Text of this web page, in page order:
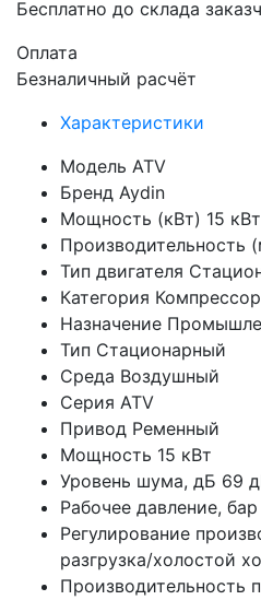
Бесплатно до склада
Оплата
Безналичный расчёт
Характеристики
Модель ATV
Бренд Aydin
Мощность (кВт) 15 кВт
Производительность
Тип двигателя
Категория
Назначение
Тип Стационарный
Среда Воздушный
Серия ATV
Привод Ременный
Мощность 15 кВт
Уровень шума, дБ 69
Рабочее давление, бар
Регулирование
разгрузка/холостой
Производительность